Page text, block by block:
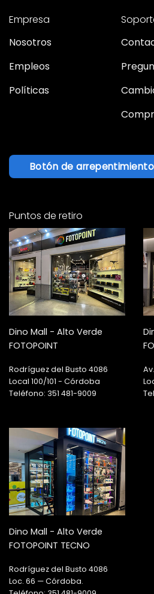
Empresa
Nosotros
Empleos
Políticas
Botón de arrepentimiento
Puntos de retiro
Dino Mall - Alto Verde
FOTOPOINT
Rodríguez del Busto 4086
Local 100/101 - Córdoba
Teléfono: 351 481-9009
Dino Mall - Alto Verde
FOTOPOINT TECNO
Rodríguez del Busto 4086
Loc. 66 — Córdoba.